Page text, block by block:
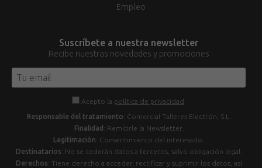
Empleo
Suscríbete a nuestra newsletter
Recibe nuestras novedades y promociones
Acepto la política de privacidad
Responsable del tratamiento: Comercial Talleres Electrón, S.L.
Finalidad : Remitirle la Newsletter.
Legitimación: Consentimiento del interesado.
Destinatarios: No se cederán datos a terceros, salvo obligación legal.
Derechos: Tiene derecho a acceder, rectificar y suprimir los datos, así